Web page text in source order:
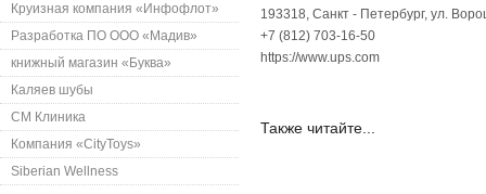
Круизная компания «Инфофлот»
Разработка ПО ООО «Мадив»
книжный магазин «Буква»
Каляев шубы
СМ Клиника
Компания «CityToys»
Siberian Wellness
193318, Санкт - Петербург, ул.
+7 (812) 703-16-50
https://www.ups.com
Также читайте...